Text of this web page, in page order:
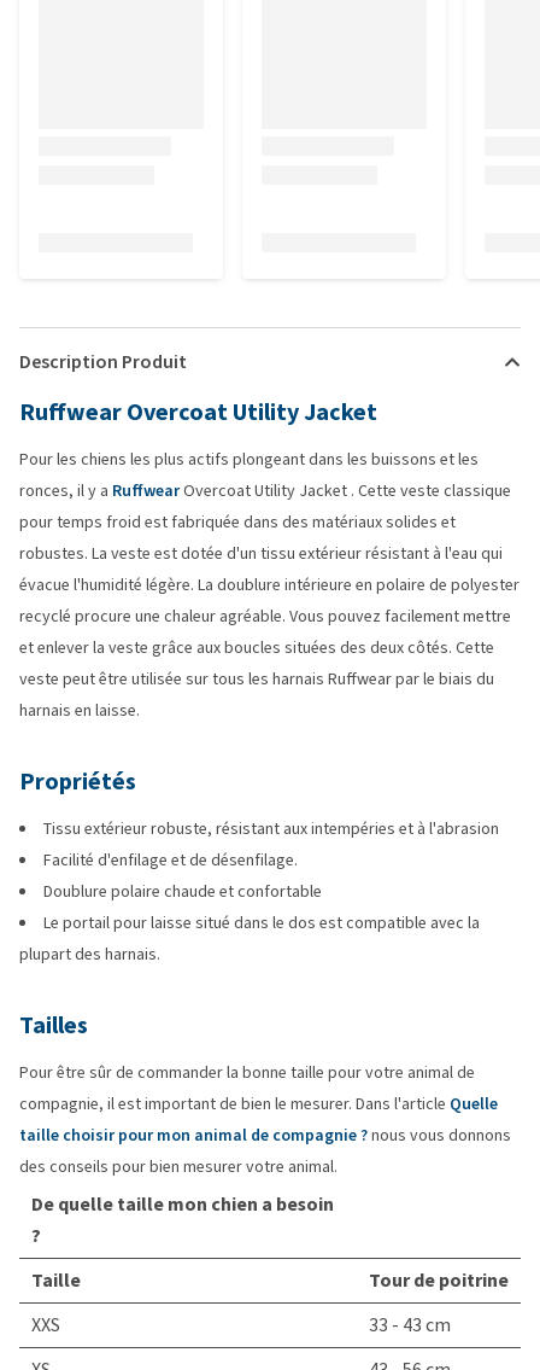
Description Produit
Ruffwear Overcoat Utility Jacket
Pour les chiens les plus actifs plongeant dans les buissons et les
ronces, il y a RuffwearOvercoat Utility Jacket . Cette veste classique
pour temps froid est fabriquée dans des matériaux solides et
robustes. La veste est dotée d'un tissu extérieur résistant à l'eau qui
évacue l'humidité légère. La doublure intérieure en polaire de polyester
recyclé procure une chaleur agréable. Vous pouvez facilement mettre
et enlever la veste grâce aux boucles situées des deux côtés. Cette
veste peut être utilisée sur tous les harnais Ruffwear par le biais du
harnais en laisse.
Propriétés
Tissu extérieur robuste, résistant aux intempéries et à l'abrasion
Facilité d'enfilage et de désenfilage.
Doublure polaire chaude et confortable
Le portail pour laisse situé dans le dos est compatible avec la
plupart des harnais.
Tailles
Pour être sûr de commander la bonne taille pour votre animal de
compagnie, il est important de bien le mesurer. Dans l'article Quelle
taille choisir pour mon animal de compagnie ?nous vous donnons
des conseils pour bien mesurer votre animal.
De quelle taille mon chien a besoin
?
Taille
Tour de poitrine
XXS
33 - 43 cm